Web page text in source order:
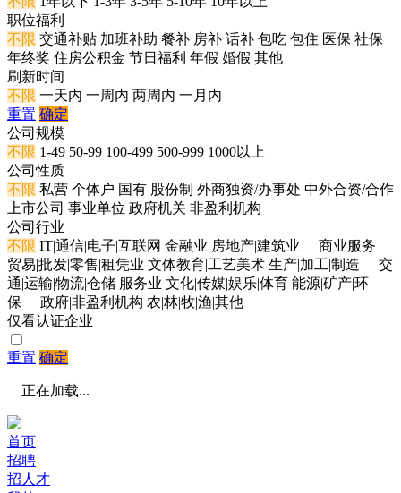
职位福利
不限 交通补贴 加班补助 餐补 房补 话补 包吃 包住 医保 社保
年终奖 住房公积金 节日福利 年假 婚假 其他
刷新时间
不限 一天内 一周内 两周内 一月内
重置 确定
公司规模
不限 1-49 50-99 100-499 500-999 1000以上
公司性质
不限 私营 个体户 国有 股份制 外商独资/办事处 中外合资/合作
上市公司 事业单位 政府机关 非盈利机构
公司行业
不限 IT|通信|电子|互联网 金融业 房地产|建筑业
商业服务
贸易|批发|零售|租凭业 文体教育|工艺美术 生产|加工|制造
交
通|运输|物流|仓储 服务业 文化|传媒|娱乐|体育 能源|矿产|环
保
政府|非盈利机构 农|林|牧|渔|其他
仅看认证企业
重置 确定
正在加载...
首页
招聘
招人才